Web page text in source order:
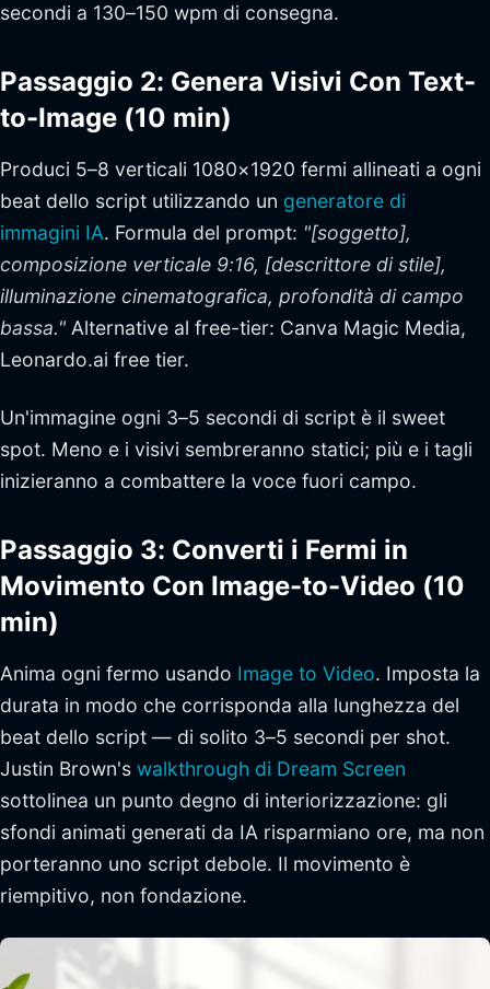
secondi a 130–150 wpm di consegna.
Passaggio 2: Genera Visivi Con Text-
to-Image (10 min)
Produci 5–8 verticali 1080×1920 fermi allineati a ogni
beat dello script utilizzando un generatore di
immagini IA. Formula del prompt: "[soggetto],
composizione verticale 9:16, [descrittore di stile],
illuminazione cinematografica, profondità di campo
bassa." Alternative al free-tier: Canva Magic Media,
Leonardo.ai free tier.
Un'immagine ogni 3–5 secondi di script è il sweet
spot. Meno e i visivi sembreranno statici; più e i tagli
inizieranno a combattere la voce fuori campo.
Passaggio 3: Converti i Fermi in
Movimento Con Image-to-Video (10
min)
Anima ogni fermo usando Image to Video. Imposta la
durata in modo che corrisponda alla lunghezza del
beat dello script — di solito 3–5 secondi per shot.
Justin Brown's walkthrough di Dream Screen
sottolinea un punto degno di interiorizzazione: gli
sfondi animati generati da IA risparmiano ore, ma non
porteranno uno script debole. Il movimento è
riempitivo, non fondazione.